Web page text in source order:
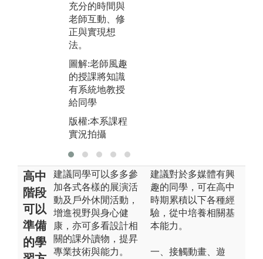
充分的時間與
老師互動、修
正與實現想
法。
圖解:老師風趣
的授課將知識
有系統地教授
給同學
版權:本系課程
實況拍攝
高中
階段
可以
準備
的學
建議同學可以多多參
加各式各樣的展演活
動及戶外休閒活動，
增進視野與身心健
康，亦可多看設計相
關的課外讀物，提昇
專業技術與能力。
建議對於多媒體有興
趣的同學，可在高中
時期累積以下各種經
驗，從中培養相關基
本能力。
一、接觸動畫、遊